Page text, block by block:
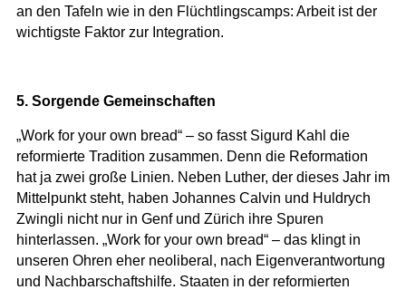
an den Tafeln wie in den Flüchtlingscamps: Arbeit ist der
wichtigste Faktor zur Integration.
5. Sorgende Gemeinschaften
„Work for your own bread“ – so fasst Sigurd Kahl die
reformierte Tradition zusammen. Denn die Reformation
hat ja zwei große Linien. Neben Luther, der dieses Jahr im
Mittelpunkt steht, haben Johannes Calvin und Huldrych
Zwingli nicht nur in Genf und Zürich ihre Spuren
hinterlassen. „Work for your own bread“ – das klingt in
unseren Ohren eher neoliberal, nach Eigenverantwortung
und Nachbarschaftshilfe. Staaten in der reformierten